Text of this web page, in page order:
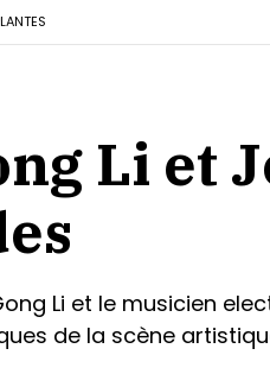
Li et
Li et le musicien
de la scène